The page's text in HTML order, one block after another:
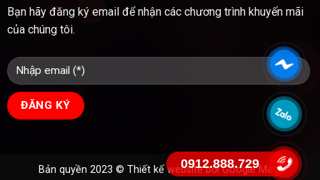
Bạn hãy đăng ký email để nhận các chương trình khuyến mãi
của chúng tôi.
Bản quyền 2023 © Thiết kế websitebởi Google Meta
0912.888.729